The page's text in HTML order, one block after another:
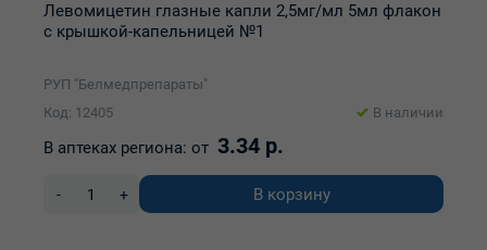
Левомицетин глазные капли 2,5мг/мл 5мл флакон
с крышкой-капельницей №1
РУП "Белмедпрепараты"
Код: 12405
В наличии
В аптеках региона: от 3.34 р.
- + В корзину